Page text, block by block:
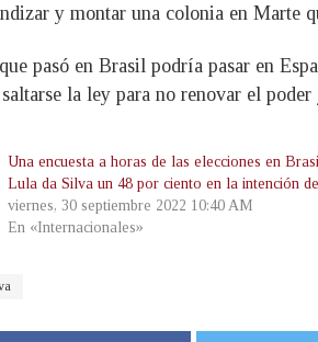
y montar una colonia en Marte
pasó en Brasil podría pasar en
la ley para no renovar el
Una encuesta a horas de las elecciones en
Lula da Silva un 48 por ciento en la intención
viernes, 30 septiembre 2022 10:40 AM
En «Internacionales»